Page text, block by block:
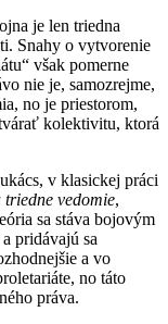
je len triedna
Snahy o vytvorenie
však pomerne
nie je, samozrejme,
no je priestorom,
kolektivitu, ktorá
v klasickej práci
triedne vedomie,
sa stáva bojovým
pridávajú sa
a vo
no táto
práva.